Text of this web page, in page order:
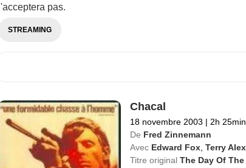
l'acceptera pas.
STREAMING
Chacal
18 novembre 2003 | 2h 25min
De Fred Zinnemann
Avec Edward Fox, Terry
Titre original The Day Of